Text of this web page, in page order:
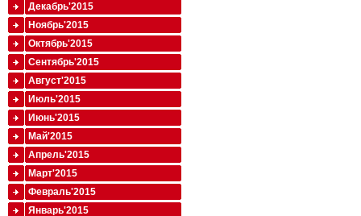
Декабрь'2015
Ноябрь'2015
Октябрь'2015
Сентябрь'2015
Август'2015
Июль'2015
Июнь'2015
Май'2015
Апрель'2015
Март'2015
Февраль'2015
Январь'2015